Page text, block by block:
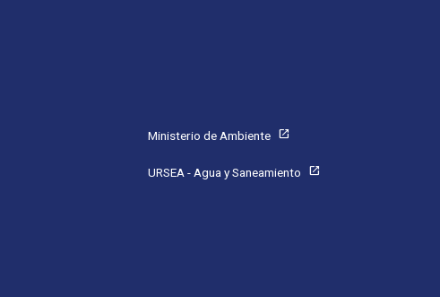
Ministerio de Ambiente open_in_new
URSEA - Agua y Saneamiento open_in_new